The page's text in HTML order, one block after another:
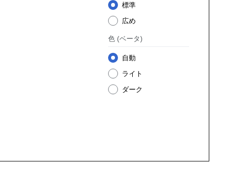
標準
広め
色 (ベータ)
自動
ライト
ダーク